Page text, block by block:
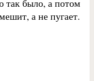
так было, а потом
а не пугает.